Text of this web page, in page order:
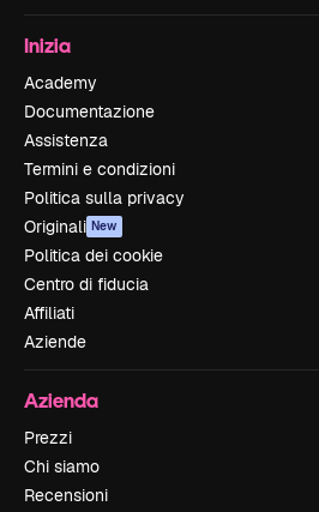
Inizia
Academy
Documentazione
Assistenza
Termini e condizioni
Politica sulla privacy
Originali New
Politica dei cookie
Centro di fiducia
Affiliati
Aziende
Azienda
Prezzi
Chi siamo
Recensioni